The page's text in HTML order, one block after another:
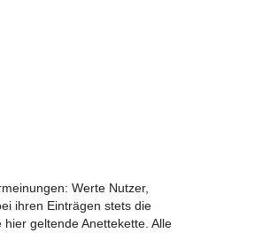
Werte Nutzer,
ihren Einträgen stets die
geltende Anettekette. Alle